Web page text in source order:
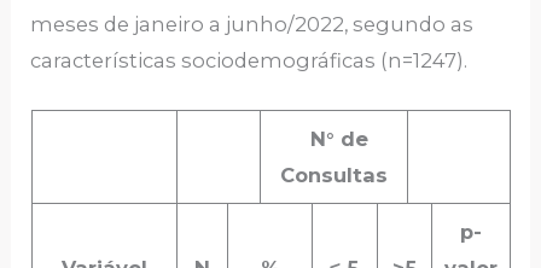
meses de janeiro a junho/2022, segundo as
características sociodemográficas (n=1247).
N° de
Consultas
p-